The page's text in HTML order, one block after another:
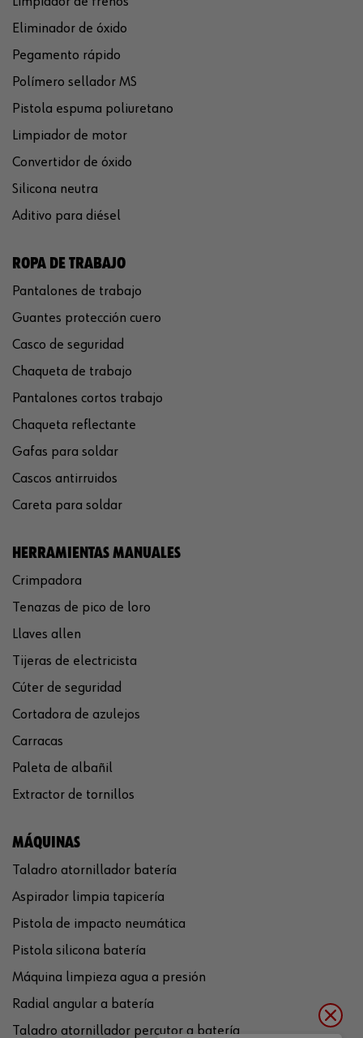
Eliminador de óxido
Pegamento rápido
Polímero sellador MS
Pistola espuma poliuretano
Limpiador de motor
Convertidor de óxido
Silicona neutra
Aditivo para diésel
ROPA DE TRABAJO
Pantalones de trabajo
Guantes protección cuero
Casco de seguridad
Chaqueta de trabajo
Pantalones cortos trabajo
Chaqueta reflectante
Gafas para soldar
Cascos antirruidos
Careta para soldar
HERRAMIENTAS MANUALES
Crimpadora
Tenazas de pico de loro
Llaves allen
Tijeras de electricista
Cúter de seguridad
Cortadora de azulejos
Carracas
Paleta de albañil
Extractor de tornillos
MÁQUINAS
Taladro atornillador batería
Aspirador limpia tapicería
Pistola de impacto neumática
Pistola silicona batería
Máquina limpieza agua a presión
Radial angular a batería
Taladro atornillador percutor a batería